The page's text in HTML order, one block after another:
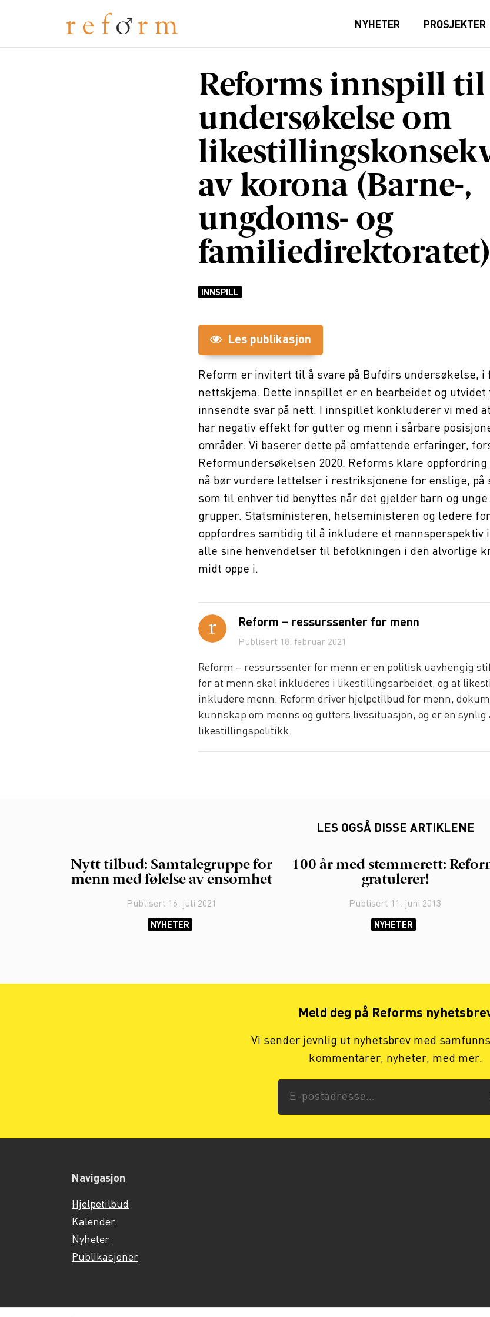
NYHETER PROSJEKTER
Reforms innspill til
undersøkelse om
av korona (Barne-,
ungdoms- og
familiedirektoratet)
INNSPILL
Les publikasjon
Reform er invitert til å svare på Bufdirs undersøkelse, i
nettskjema. Dette innspillet er en bearbeidet og
innsendte svar på nett. I innspillet konkluderer vi med
har negativ effekt for gutter og menn i sårbare
områder. Vi baserer dette på omfattende erfaringer,
Reformundersøkelsen 2020. Reforms klare
nå bør vurdere lettelser i restriksjonene for enslige, på
som til enhver tid benyttes når det gjelder barn og
grupper. Statsministeren, helseministeren og ledere
oppfordres samtidig til å inkludere et mannsperspektiv
alle sine henvendelser til befolkningen i den alvorlige
midt oppe i.
Reform – ressurssenter for menn
Publisert 18. februar 2021
Reform – ressurssenter for menn er en politisk uavhengig
for at menn skal inkluderes i likestillingsarbeidet, og at
inkludere menn. Reform driver hjelpetilbud for menn,
kunnskap om menns og gutters livssituasjon, og er en
likestillingspolitikk.
LES OGSÅ DISSE ARTIKLENE
Nytt tilbud: Samtalegruppe for
menn med følelse av ensomhet
Publisert 16. juli 2021
NYHETER
100 år med stemmerett:
gratulerer!
Publisert 11. juni 2013
NYHETER
Meld deg på Reforms
Vi sender jevnlig ut nyhetsbrev med
kommentarer, nyheter, med mer.
Navigasjon
Hjelpetilbud
Kalender
Nyheter
Publikasjoner